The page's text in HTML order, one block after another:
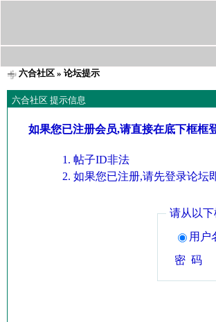
六合社区» 论坛提示
六合社区 提示信息
如果您已注册会员,请直接在底下框框
帖子ID非法
如果您已注册,请先登录论坛
请从以
用户
密 码